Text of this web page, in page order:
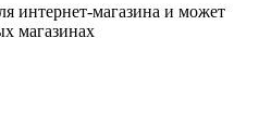
интернет-магазина и может
магазинах